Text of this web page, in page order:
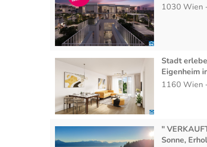
1030 Wien
Stadt
Eigenheim
1160 Wien
"
Sonne,